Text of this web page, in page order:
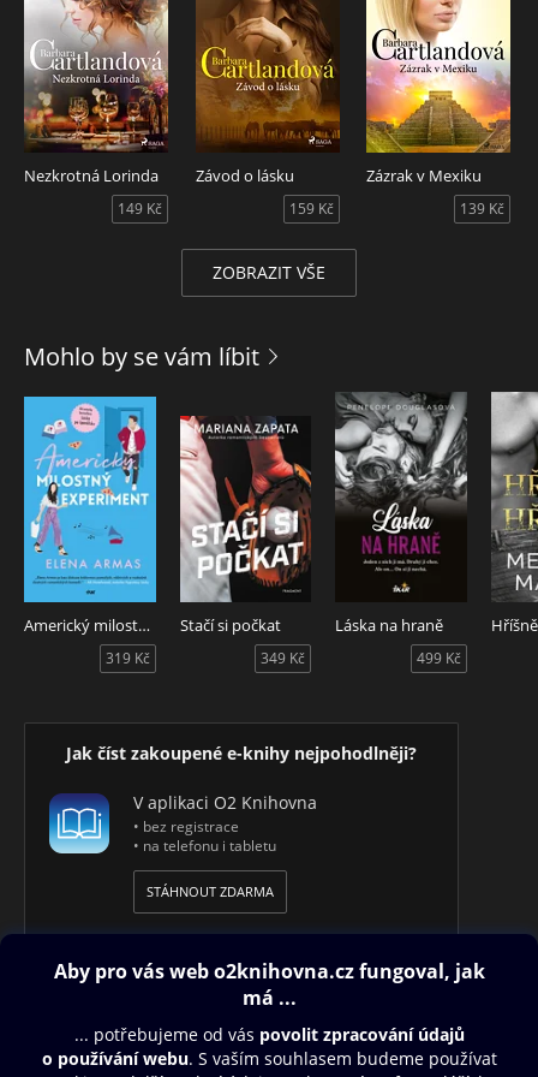
Nezkrotná Lorinda
149 Kč
Závod o lásku
159 Kč
Zázrak v Mexiku
139 Kč
ZOBRAZIT VŠE
Mohlo by se vám líbit
Americký milostný experiment
319 Kč
Stačí si počkat
349 Kč
Láska na hraně
499 Kč
Jak číst zakoupené e-knihy nejpohodlněji?
V aplikaci O2 Knihovna
• bez registrace
• na telefonu i tabletu
STÁHNOUT ZDARMA
Obsah ke stažení